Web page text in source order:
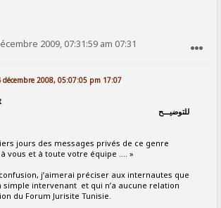
2009, 07:31:59 am 07:31
2008, 05:07:05 pm 17:07
للتوضيـــح
jours des messages privés de ce genre
vous et à toute votre équipe .... »
j’aimerai préciser aux internautes que
simple intervenant et qui n’a aucune relation
du Forum Jurisite Tunisie.